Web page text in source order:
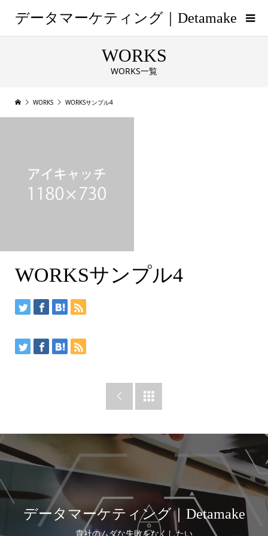
データマーケティング｜Detamake
WORKS
WORKS一覧
WORKS WORKSサンプル4
desc
WORKSサンプル4
 
データマーケティング｜Detamake
貴社のムダな失敗をなくしたい